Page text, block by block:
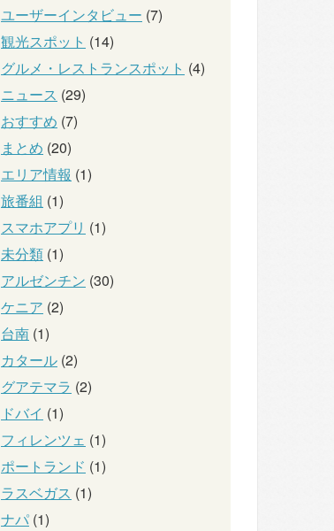
ユーザーインタビュー (7)
観光スポット (14)
グルメ・レストランスポット (4)
ニュース (29)
おすすめ (7)
まとめ (20)
エリア情報 (1)
旅番組 (1)
スマホアプリ (1)
未分類 (1)
アルゼンチン (30)
ケニア (2)
台南 (1)
カタール (2)
グアテマラ (2)
ドバイ (1)
フィレンツェ (1)
ポートランド (1)
ラスベガス (1)
ナパ (1)